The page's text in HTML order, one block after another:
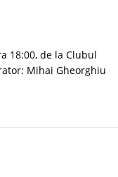
18:00, de la Clubul
Mihai Gheorghiu